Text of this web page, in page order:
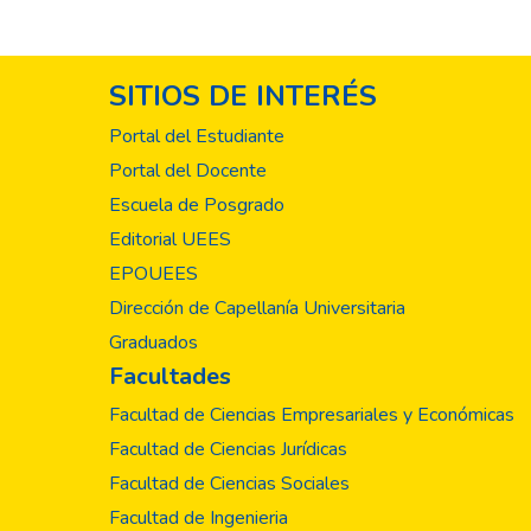
calidad al paciente.
de diseñar y
a la Universidad
en las facultades
producción ideas y
SITIOS DE INTERÉS
Portal del Estudiante
Portal del Docente
Escuela de Posgrado
Editorial UEES
EPOUEES
Dirección de Capellanía Universitaria
Graduados
Facultades
Facultad de Ciencias Empresariales y Económicas
Facultad de Ciencias Jurídicas
Facultad de Ciencias Sociales
Facultad de Ingenieria